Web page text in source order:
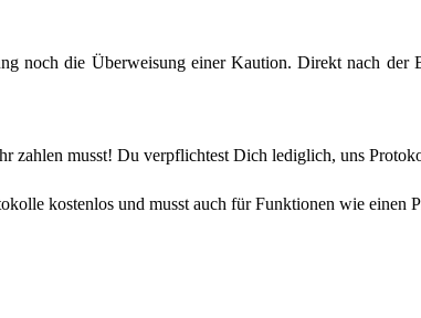
noch die Überweisung einer Kaution. Direkt nach
zahlen musst! Du verpflichtest Dich lediglich, uns
kostenlos und musst auch für Funktionen wie